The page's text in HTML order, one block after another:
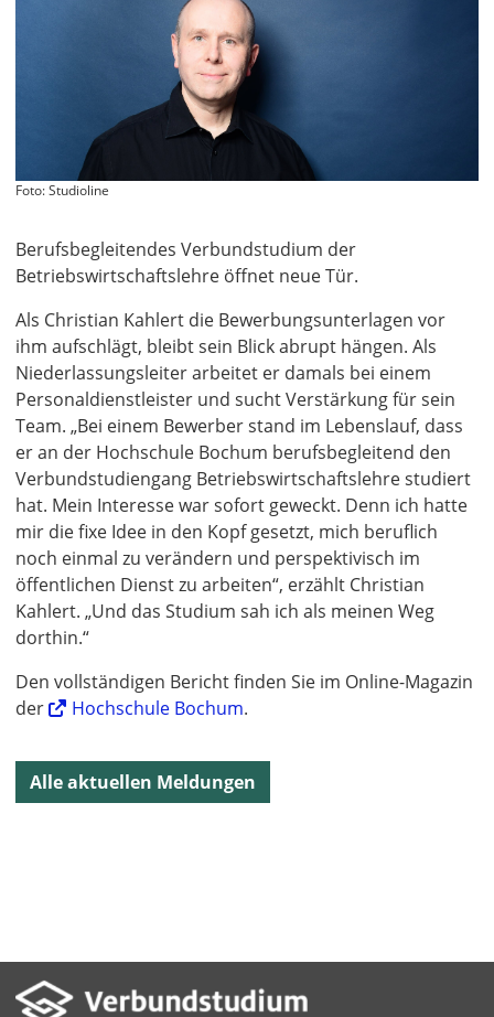
Berufsbegleitendes Verbundstudium der
Betriebswirtschaftslehre öffnet neue Tür.
Als Christian Kahlert die Bewerbungsunterlagen vor
ihm aufschlägt, bleibt sein Blick abrupt hängen. Als
Niederlassungsleiter arbeitet er damals bei einem
Personaldienstleister und sucht Verstärkung für sein
Team. „Bei einem Bewerber stand im Lebenslauf, dass
er an der Hochschule Bochum berufsbegleitend den
Verbundstudiengang Betriebswirtschaftslehre studiert
hat. Mein Interesse war sofort geweckt. Denn ich hatte
mir die fixe Idee in den Kopf gesetzt, mich beruflich
noch einmal zu verändern und perspektivisch im
öffentlichen Dienst zu arbeiten“, erzählt Christian
Kahlert. „Und das Studium sah ich als meinen Weg
dorthin.“
Den vollständigen Bericht finden Sie im Online-Magazin
der
Hochschule Bochum.
Foto: Studioline
Alle aktuellen Meldungen